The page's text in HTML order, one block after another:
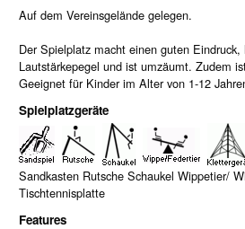
Auf dem Vereinsgelände gelegen.
Der Spielplatz macht einen guten
Lautstärkepegel und ist umzäumt. Zudem
Geeignet für Kinder im Alter von 1-12
Spielplatzgeräte
Sandkasten Rutsche Schaukel Wippetier/
Tischtennisplatte
Features